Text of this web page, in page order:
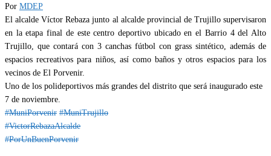
Por MDEP
El alcalde Víctor Rebaza junto al alcalde provincial de Trujillo supervisaron
en la etapa final de este centro deportivo ubicado en el Barrio 4 del Alto
Trujillo, que contará con 3 canchas fútbol con grass sintético, además de
espacios recreativos para niños, así como baños y otros espacios para los
vecinos de El Porvenir.
Uno de los polideportivos más grandes del distrito que será inaugurado este
7 de noviembre.
#MuniPorvenir #MuniTrujillo
#VictorRebazaAlcalde
#PorUnBuenPorvenir